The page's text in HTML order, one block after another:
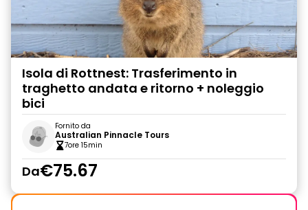
Isola di Rottnest: Trasferimento in
traghetto andata e ritorno + noleggio
bici
Fornito da
Australian Pinnacle Tours
7ore 15min
Da€75.67